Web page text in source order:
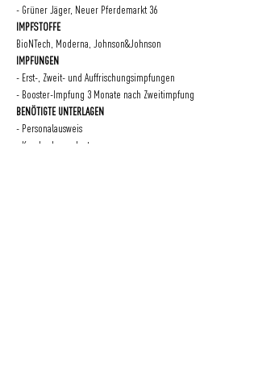
- Grüner Jäger, Neuer Pferdemarkt 36
IMPFSTOFFE
BioNTech, Moderna, Johnson&Johnson
IMPFUNGEN
- Erst-, Zweit- und Auffrischungsimpfungen
- Booster-Impfung 3 Monate nach Zweitimpfung
BENÖTIGTE UNTERLAGEN
- Personalausweis
- Krankenkassenkarte